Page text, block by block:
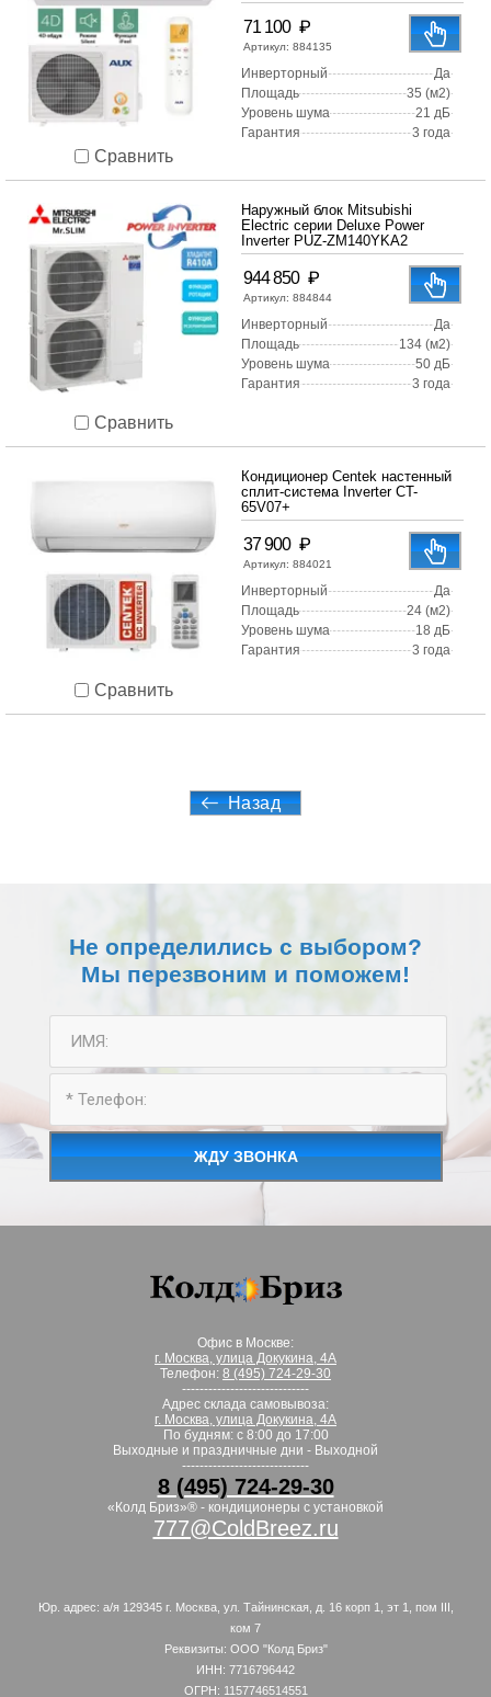
Сравнить
71 100 ₽
Артикул: 884135
Инверторный
Да
Площадь
35 (м2)
Уровень шума
21 дБ
Гарантия
3 года
Сравнить
Наружный блок Mitsubishi
Electric серии Deluxe Power
Inverter PUZ-ZM140YKA2
944 850 ₽
Артикул: 884844
Инверторный
Да
Площадь
134 (м2)
Уровень шума
50 дБ
Гарантия
3 года
Сравнить
Кондиционер Centek настенный
сплит-система Inverter CT-
65V07+
37 900 ₽
Артикул: 884021
Инверторный
Да
Площадь
24 (м2)
Уровень шума
18 дБ
Гарантия
3 года
Назад
Не определились с выбором?
Мы перезвоним и поможем!
ЖДУ ЗВОНКА
Офис в Москве:
г. Москва, улица Докукина, 4А
Телефон: 8 (495) 724-29-30
-----------------------------
Адрес склада самовывоза:
г. Москва, улица Докукина, 4А
По будням: с 8:00 до 17:00
Выходные и праздничные дни - Выходной
-----------------------------
8 (495) 724-29-30
«Колд Бриз»® - кондиционеры с установкой
777@ColdBreez.ru
Юр. адрес: а/я 129345 г. Москва, ул. Тайнинская, д. 16 корп 1, эт 1, пом III,
ком 7
Реквизиты: ООО "Колд Бриз"
ИНН: 7716796442
ОГРН: 1157746514551